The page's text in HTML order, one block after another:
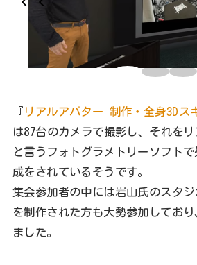
『 リアルアバター 制作・全身3Dス
は87台のカメラで撮影し、それを
と言うフォトグラメトリーソフト
成をされているそうです。
集会参加者の中には岩山氏のスタ
を制作された方も大勢参加してお
ました。